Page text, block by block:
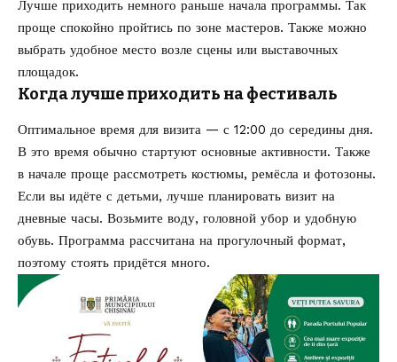
Лучше приходить немного раньше начала программы. Так
проще спокойно пройтись по зоне мастеров. Также можно
выбрать удобное место возле сцены или выставочных
площадок.
Когда лучше приходить на фестиваль
Оптимальное время для визита — с 12:00 до середины дня.
В это время обычно стартуют основные активности. Также
в начале проще рассмотреть костюмы, ремёсла и фотозоны.
Если вы идёте с детьми, лучше планировать визит на
дневные часы. Возьмите воду, головной убор и удобную
обувь. Программа рассчитана на прогулочный формат,
поэтому стоять придётся много.